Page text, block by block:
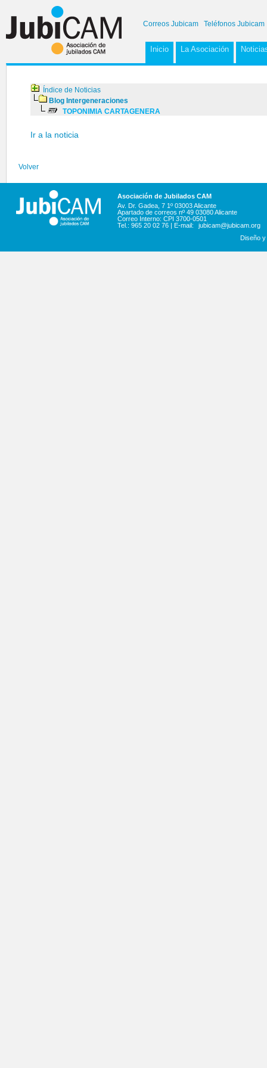
Correos Jubicam Teléfonos Jubicam
Inicio La Asociación
Índice de Noticias
Blog Intergeneraciones
TOPONIMIA CARTAGENERA
Ir a la noticia
Volver
Asociación de Jubilados CAM
Av. Dr. Gadea, 7 1º 03003 Alicante
Apartado de correos nº 49 03080 Alicante
Correo Interno: CPI 3700-0501
Tel.: 965 20 02 76 | E-mail:
jubicam@jubicam.org
Diseño